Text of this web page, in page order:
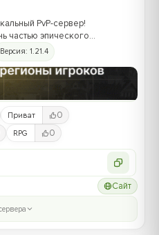
PvP-сервер!
частью эпического
Альвами и Йотунами!
Версия: 1.21.4
Приват 0
RPG 0
Сайт